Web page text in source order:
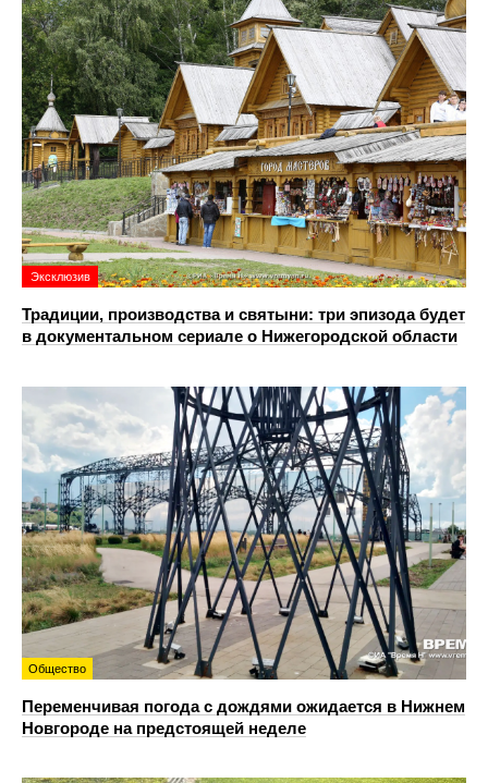
Эксклюзив
Традиции, производства и святыни: три эпизода будет
в документальном сериале о Нижегородской области
Общество
Переменчивая погода с дождями ожидается в Нижнем
Новгороде на предстоящей неделе